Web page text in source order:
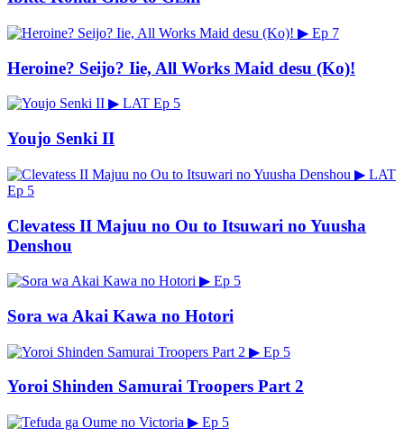
▶ Ep 7
Heroine? Seijo? Iie, All Works Maid desu (Ko)!
▶ LAT Ep 5
Youjo Senki II
▶ LAT
Ep 5
Clevatess II Majuu no Ou to Itsuwari no Yuusha
Denshou
▶ Ep 5
Sora wa Akai Kawa no Hotori
▶ Ep 5
Yoroi Shinden Samurai Troopers Part 2
▶ Ep 5